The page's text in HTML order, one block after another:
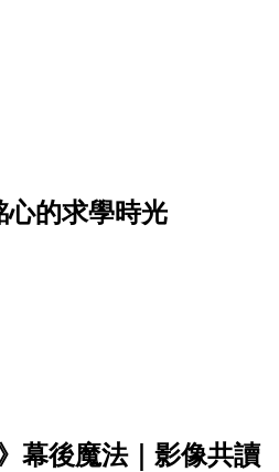
心的求學時光
幕後魔法｜影像共讀